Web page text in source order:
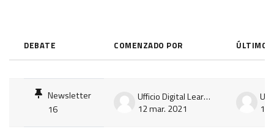
Mostrando 16 de 16 discusiones
DEBATE COMENZADO POR ÚLTIMO
Newsletter
16
Ufficio Digital Learning e Multimedia
12 mar. 2021
12